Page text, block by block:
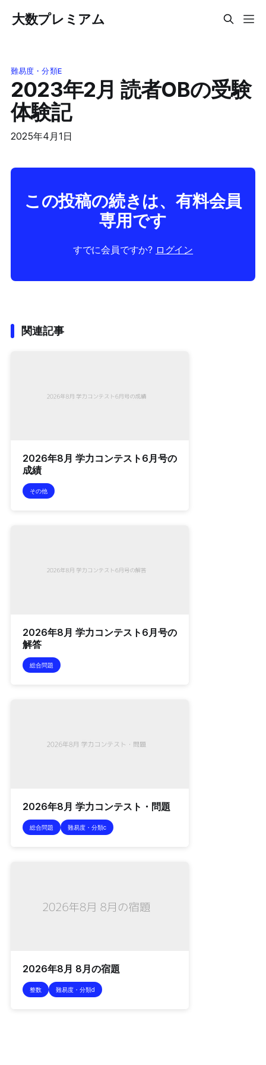
大数プレミアム
難易度・分類E
2023年2月 読者OBの受験
体験記
2025年4月1日
この投稿の続きは、有料会員
専用です
すでに会員ですか? ログイン
関連記事
2026年8月 学力コンテスト6月号の
成績
その他
2026年8月 学力コンテスト6月号の
解答
総合問題
2026年8月 学力コンテスト・問題
総合問題 難易度・分類c
2026年8月 8月の宿題
整数 難易度・分類d